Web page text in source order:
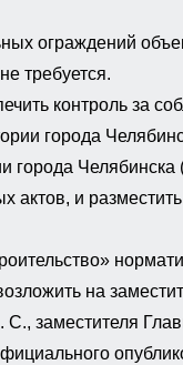
ограждений
требуется.
контроль за
города
и
на
заместителя